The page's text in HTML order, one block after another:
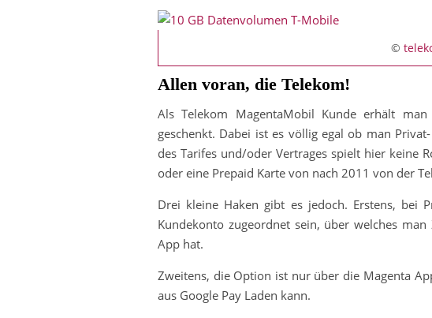
©
Allen voran, die Telekom!
Als Telekom MagentaMobil Kunde erhält
geschenkt. Dabei ist es völlig egal ob man
des Tarifes und/oder Vertrages spielt hier keine
oder eine Prepaid Karte von nach 2011 von der
Drei kleine Haken gibt es jedoch. Erstens, bei
Kundekonto zugeordnet sein, über welches
App hat.
Zweitens, die Option ist nur über die Magenta
aus Google Pay Laden kann.